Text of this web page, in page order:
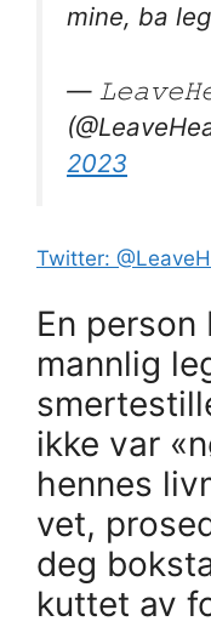
mine, ba
—
2023
Twitter:
En
mannlig
ikke var
hennes
vet,
deg
kuttet av